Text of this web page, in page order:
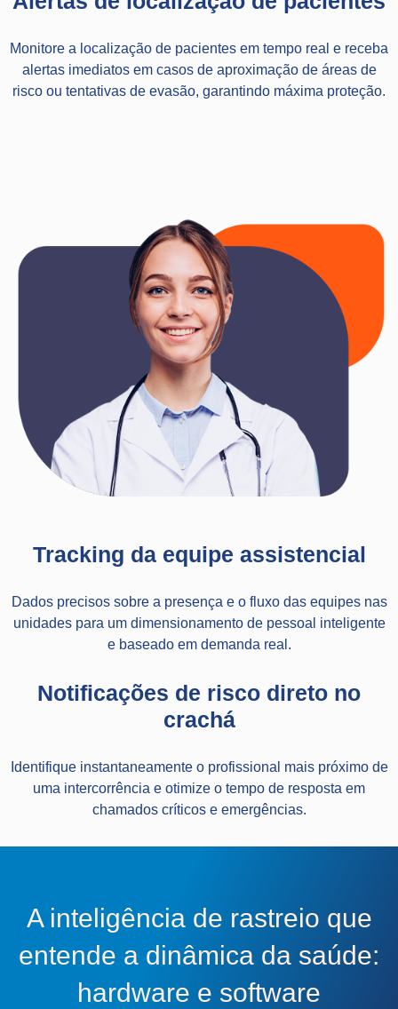
Monitore a localização de pacientes em tempo real e receba
alertas imediatos em casos de aproximação de áreas de
risco ou tentativas de evasão, garantindo máxima proteção.
Tracking da equipe assistencial
Dados precisos sobre a presença e o fluxo das equipes nas
unidades para um dimensionamento de pessoal inteligente
e baseado em demanda real.
Notificações de risco direto no
crachá
Identifique instantaneamente o profissional mais próximo de
uma intercorrência e otimize o tempo de resposta em
chamados críticos e emergências.
A inteligência de rastreio que
entende a dinâmica da saúde:
hardware e software